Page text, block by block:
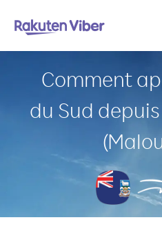
Comment
du Sud